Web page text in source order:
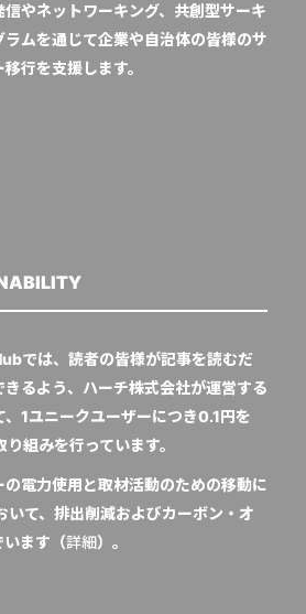
やネットワーキング、共創型サーキ
ラムを通じて企業や自治体の皆様のサ
行を支援します。
では、読者の皆様が記事を読むだ
るよう、ハーチ株式会社が運営する
、1ユニークユーザーにつき0.1円を
組みを行っています。
電力使用と取材活動のための移動に
て、排出削減およびカーボン・オ
います（詳細）。